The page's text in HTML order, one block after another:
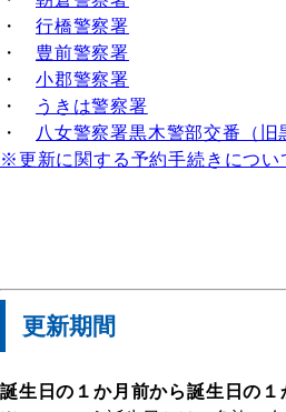
・ 行橋警察署
・ 豊前警察署
・ 小郡警察署
・
うきは警察署
・
八女警察署黒木警部交番（旧
※更新に関する予約手続きについ
更新期間
誕生日の１か月前から誕生日の１